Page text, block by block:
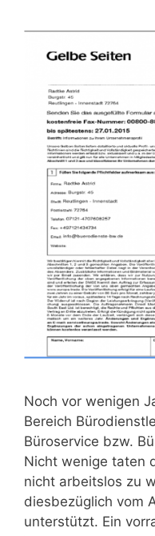
Noch vor wenigen
Bereich
Büroservice bzw.
Nicht wenige taten
nicht arbeitslos zu
diesbezüglich vom
unterstützt. Ein